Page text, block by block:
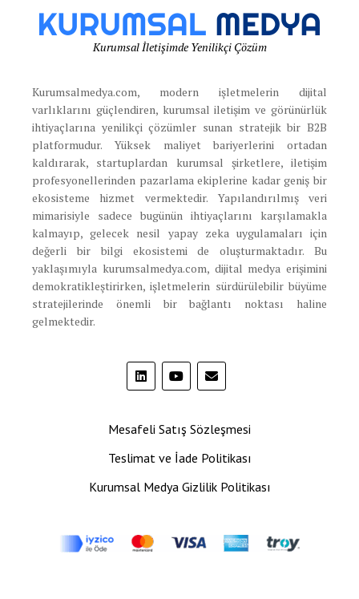
Kurumsal İletişimde Yenilikçi Çözüm
Kurumsalmedya.com, modern işletmelerin dijital
varlıklarını güçlendiren, kurumsal iletişim ve görünürlük
ihtiyaçlarına yenilikçi çözümler sunan stratejik bir B2B
platformudur. Yüksek maliyet bariyerlerini ortadan
kaldırarak, startuplardan kurumsal şirketlere, iletişim
profesyonellerinden pazarlama ekiplerine kadar geniş bir
ekosisteme hizmet vermektedir. Yapılandırılmış veri
mimarisiyle sadece bugünün ihtiyaçlarını karşılamakla
kalmayıp, gelecek nesil yapay zeka uygulamaları için
değerli bir bilgi ekosistemi de oluşturmaktadır. Bu
yaklaşımıyla kurumsalmedya.com, dijital medya erişimini
demokratikleştirirken, işletmelerin sürdürülebilir büyüme
stratejilerinde önemli bir bağlantı noktası haline
gelmektedir.
Mesafeli Satış Sözleşmesi
Teslimat ve İade Politikası
Kurumsal Medya Gizlilik Politikası